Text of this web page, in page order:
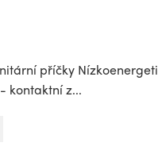
příčky
kontaktní z...